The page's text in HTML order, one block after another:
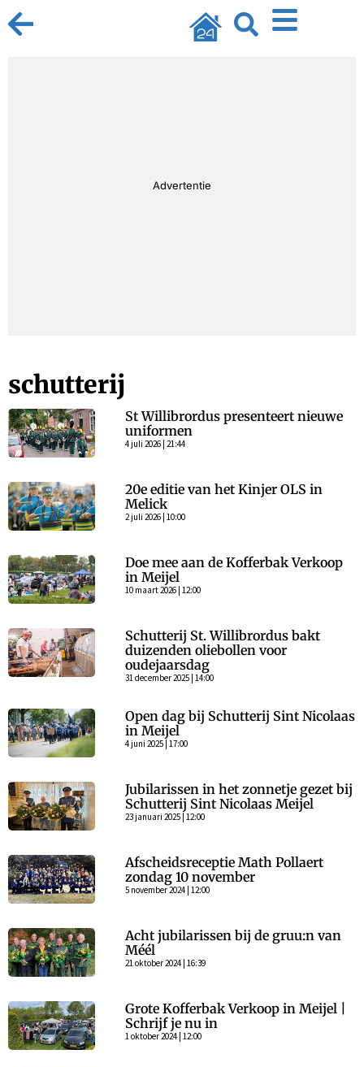
Advertentie
schutterij
St Willibrordus presenteert nieuwe
uniformen
4 juli 2026 | 21:44
20e editie van het Kinjer OLS in
Melick
2 juli 2026 | 10:00
Doe mee aan de Kofferbak Verkoop
in Meijel
10 maart 2026 | 12:00
Schutterij St. Willibrordus bakt
duizenden oliebollen voor
oudejaarsdag
31 december 2025 | 14:00
Open dag bij Schutterij Sint Nicolaas
in Meijel
4 juni 2025 | 17:00
Jubilarissen in het zonnetje gezet bij
Schutterij Sint Nicolaas Meijel
23 januari 2025 | 12:00
Afscheidsreceptie Math Pollaert
zondag 10 november
5 november 2024 | 12:00
Acht jubilarissen bij de gruu:n van
Méél
21 oktober 2024 | 16:39
Grote Kofferbak Verkoop in Meijel |
Schrijf je nu in
1 oktober 2024 | 12:00